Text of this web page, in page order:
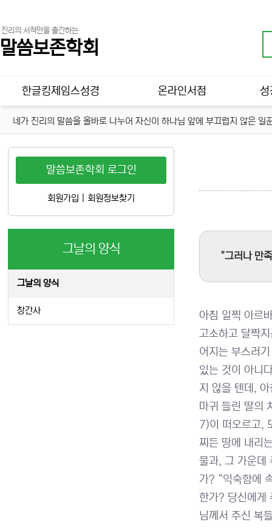
진리의 서적만을 출간하는
말씀보존학회
메인 메뉴
한글킹제임스성경 온라인서점 성
네가 진리의 말씀을 올바로 나누어 자신이 하나님 앞에 부끄럽지 않은
"그러나 만
아침 일찍 아르
고소하고 달짝
어지는 부스러
있는 것이 아니
지 않을 텐데,
마귀 들린 딸의
7)이 떠오르고,
찌든 땅에 내리
물과, 그 가운데
가? “익숙함에
한가? 당신에게
님께서 주신 복
말씀보존학회 로그인
회원가입 회원정보찾기
그날의 양식
그날의 양식
창간사